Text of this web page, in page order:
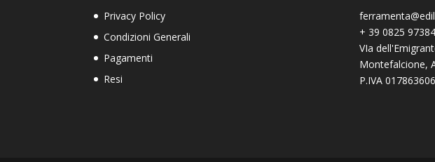
Privacy Policy
Condizioni Generali
Pagamenti
Resi
+ 39 0825
VIa
Montefalcione,
P.IVA